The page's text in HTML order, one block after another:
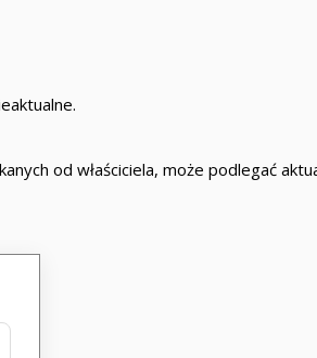
od właściciela, może podlegać